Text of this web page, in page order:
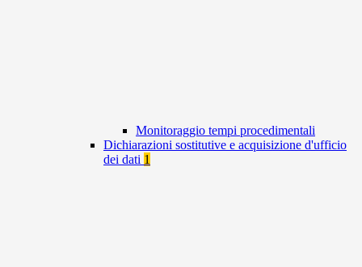
Monitoraggio tempi procedimentali
Dichiarazioni sostitutive e acquisizione d'ufficio
dei dati 1